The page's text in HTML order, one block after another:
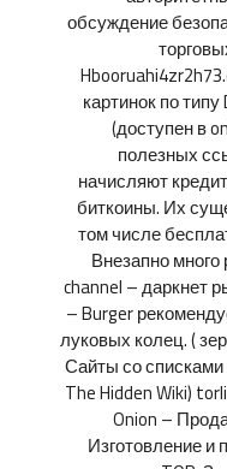
обсуждение
картинок по
(доступен в
полезных
начисляют
биткоины. Их
том числе
Внезапно
channel – даркнет
– Burger
луковых колец. (
Сайты со
The Hidden Wiki)
Onion –
Изготовление и